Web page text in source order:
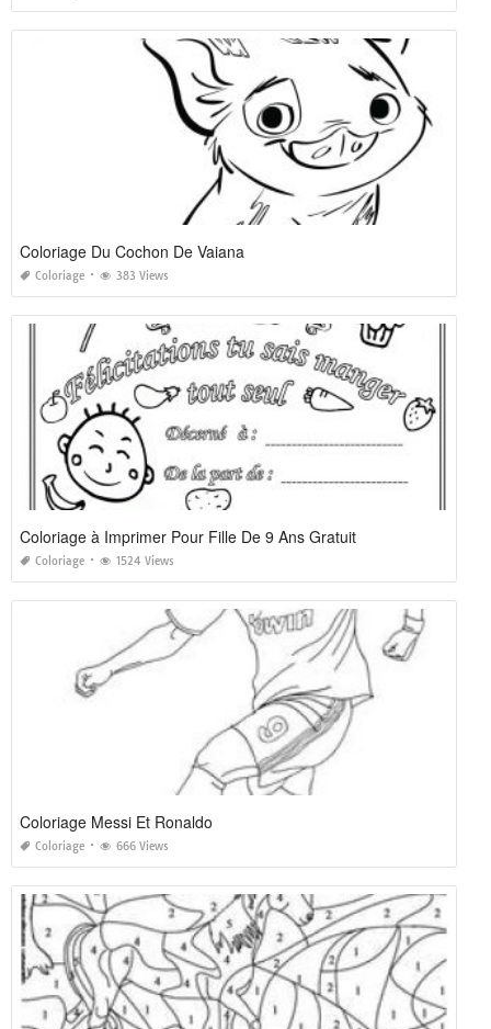
Coloriage Du Cochon De Vaiana
Coloriage 383 Views
Coloriage à Imprimer Pour Fille De 9 Ans Gratuit
Coloriage 1524 Views
Coloriage Messi Et Ronaldo
Coloriage 666 Views